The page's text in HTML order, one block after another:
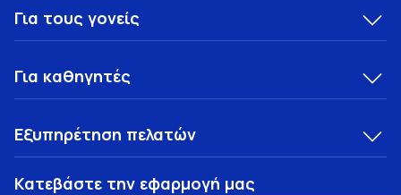
Για τους γονείς
Για καθηγητές
Εξυπηρέτηση πελατών
Κατεβάστε την εφαρμογή μας